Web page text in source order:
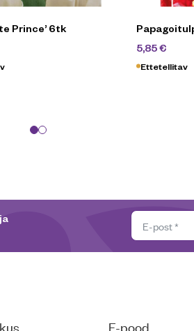
Prince’ 6tk
5,85€
Ettetellitav
E-pood